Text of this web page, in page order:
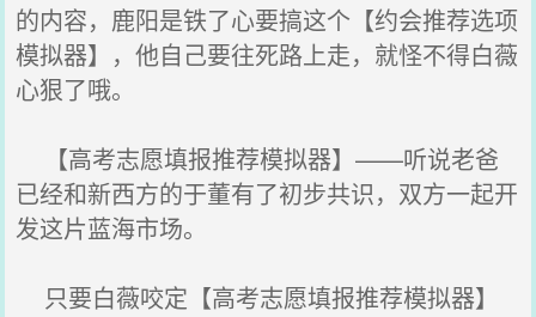
的内容，鹿阳是铁了心要搞这个【约会推荐选项
模拟器】，他自己要往死路上走，就怪不得白薇
心狠了哦。
【高考志愿填报推荐模拟器】——听说老爸
已经和新西方的于董有了初步共识，双方一起开
发这片蓝海市场。
只要白薇咬定【高考志愿填报推荐模拟器】